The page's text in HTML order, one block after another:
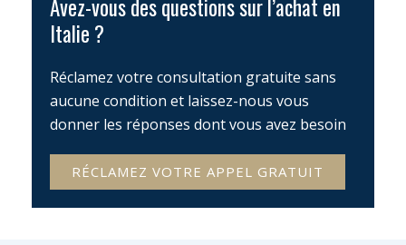
Avez-vous des questions sur l’achat en
Italie ?
Réclamez votre consultation gratuite sans
aucune condition et laissez-nous vous
donner les réponses dont vous avez besoin
RÉCLAMEZ VOTRE APPEL GRATUIT